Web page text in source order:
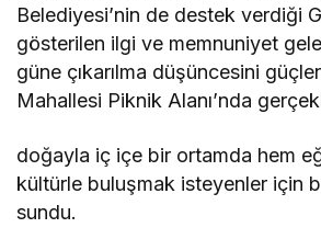
Belediyesi’nin de destek verdiği
gösterilen ilgi ve memnuniyet
güne çıkarılma düşüncesini
Mahallesi Piknik Alanı’nda
doğayla iç içe bir ortamda hem
kültürle buluşmak isteyenler için
sundu.